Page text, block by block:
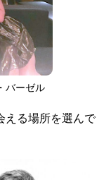
バーゼル
える場所を選んで